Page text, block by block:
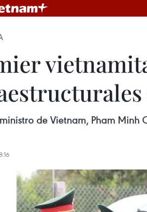
de Vietnam, Pham